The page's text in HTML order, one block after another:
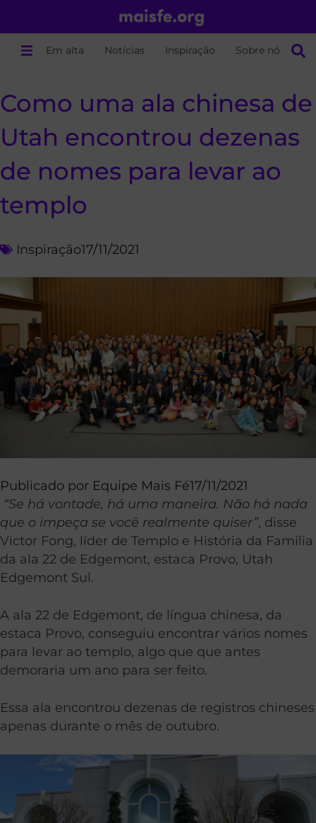
Em alta Notícias Inspiração Sobre nós
Como uma ala chinesa de
Utah encontrou dezenas
de nomes para levar ao
templo
Inspiração17/11/2021
Publicado por Equipe Mais Fé17/11/2021
“Se há vontade, há uma maneira. Não há nada
que o impeça se você realmente quiser”, disse
Victor Fong, líder de Templo e História da Família
da ala 22 de Edgemont, estaca Provo, Utah
Edgemont Sul.
A ala 22 de Edgemont, de língua chinesa, da
estaca Provo, conseguiu encontrar vários nomes
para levar ao templo, algo que que antes
demoraria um ano para ser feito.
Essa ala encontrou dezenas de registros chineses
apenas durante o mês de outubro.